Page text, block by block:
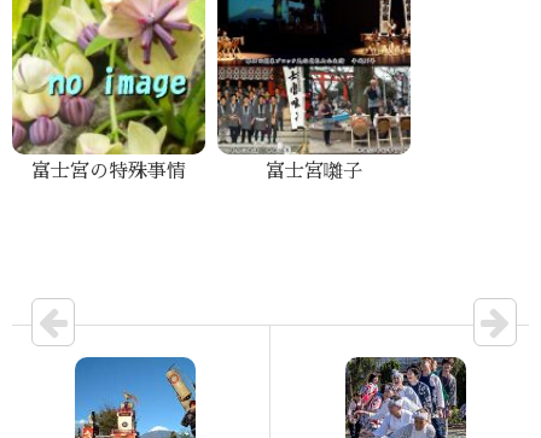
富士宮の特殊事情 富士宮囃子